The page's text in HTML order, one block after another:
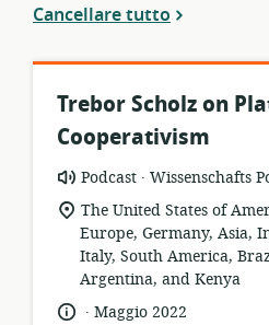
Cancellare tutto
Trebor Scholz on
Cooperativism
formato
della
risorsa:
Podcast .
publisher:
Wissenschafts
località
di
pertinenza:
The United States of
Europe, Germany, Asia,
Italy, South America,
Argentina, and Kenya
lingua:
.
dataMaggio 2022